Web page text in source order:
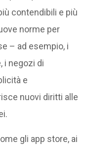
contendibili e più
norme per
– ad esempio, i
i negozi di
e
nuovi diritti alle
gli app store, ai